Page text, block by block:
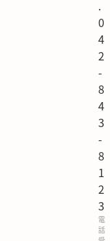
.
0
4
2
-
8
4
3
-
8
1
2
3
電
話